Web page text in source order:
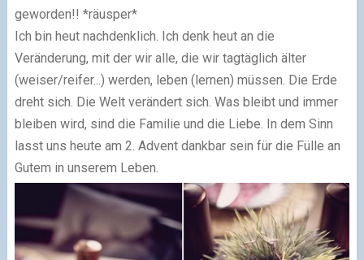
geworden!! *räusper*
Ich bin heut nachdenklich. Ich denk heut an die
Veränderung, mit der wir alle, die wir tagtäglich älter
(weiser/reifer...) werden, leben (lernen) müssen. Die Erde
dreht sich. Die Welt verändert sich. Was bleibt und immer
bleiben wird, sind die Familie und die Liebe. In dem Sinn
lasst uns heute am 2. Advent dankbar sein für die Fülle an
Gutem in unserem Leben.